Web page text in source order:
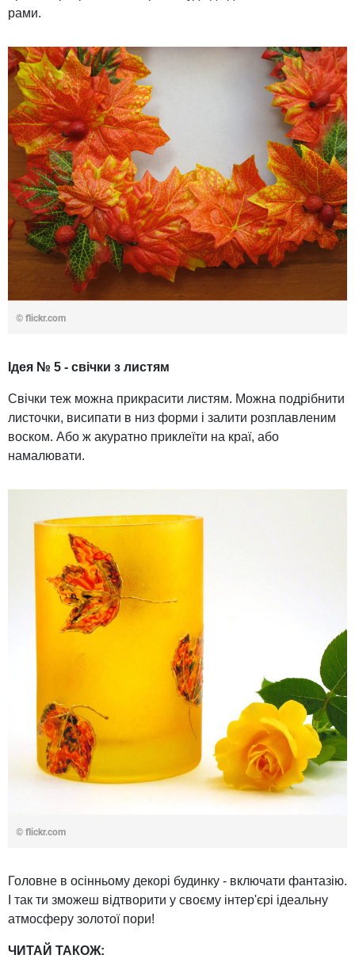
рами.
© flickr.com
Ідея № 5 - свічки з листям
Свічки теж можна прикрасити листям. Можна подрібнити
листочки, висипати в низ форми і залити розплавленим
воском. Або ж акуратно приклеїти на краї, або
намалювати.
© flickr.com
Головне в осінньому декорі будинку - включати фантазію.
І так ти зможеш відтворити у своєму інтер'єрі ідеальну
атмосферу золотої пори!
ЧИТАЙ ТАКОЖ: